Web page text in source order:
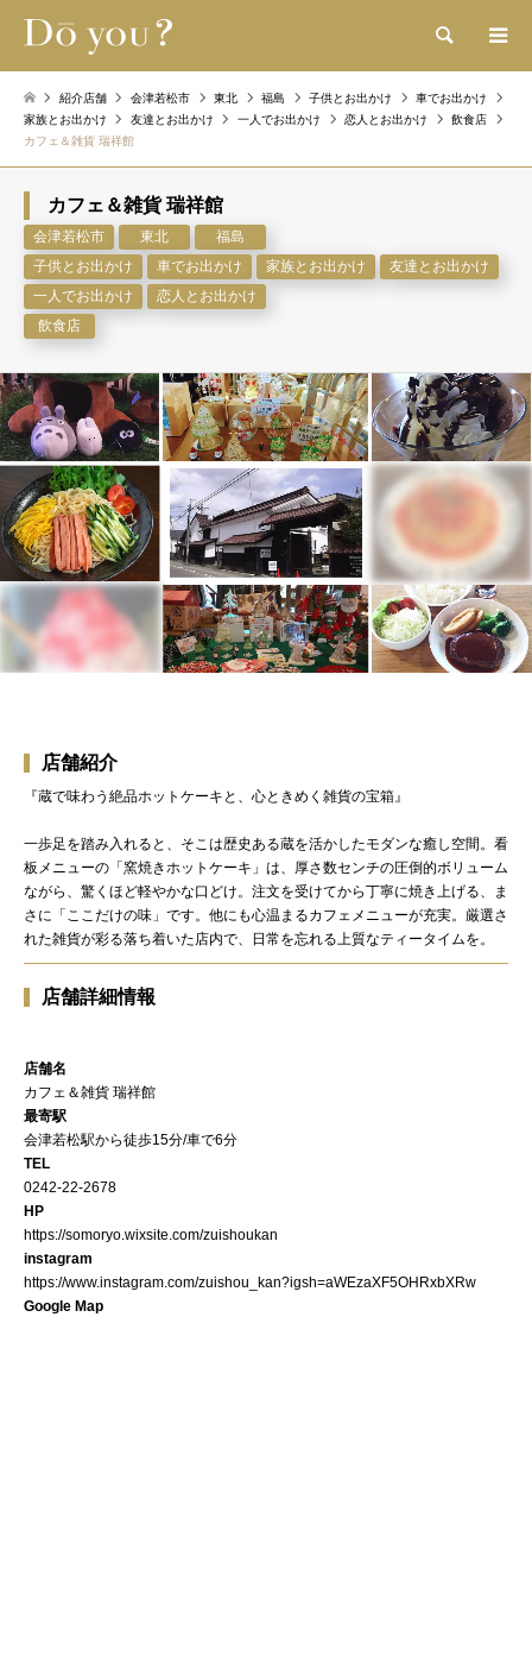
検索
紹介店舗 会津若松市 東北 福島 子供とお出かけ
車でお出かけ
家族とお出かけ
友達とお出かけ 一人でお出かけ 恋人とお出かけ
飲食店
カフェ＆雑貨 瑞祥館
カフェ＆雑貨 瑞祥館
会津若松市 東北
福島
子供とお出かけ
車でお出かけ 家族とお出かけ
友達とお出かけ
一人でお出かけ
恋人とお出かけ
飲食店
店舗紹介
『蔵で味わう絶品ホットケーキと、心ときめく雑貨の宝箱』
一歩足を踏み入れると、そこは歴史ある蔵を活かしたモダンな癒し空間。看
板メニューの「窯焼きホットケーキ」は、厚さ数センチの圧倒的ボリューム
ながら、驚くほど軽やかな口どけ。注文を受けてから丁寧に焼き上げる、ま
さに「ここだけの味」です。他にも心温まるカフェメニューが充実。厳選さ
れた雑貨が彩る落ち着いた店内で、日常を忘れる上質なティータイムを。
店舗詳細情報
店舗名
カフェ＆雑貨 瑞祥館
最寄駅
会津若松駅から徒歩15分/車で6分
TEL
0242-22-2678
HP
https://somoryo.wixsite.com/zuishoukan
instagram
https://www.instagram.com/zuishou_kan?igsh=aWEzaXF5OHRxbXRw
Google Map